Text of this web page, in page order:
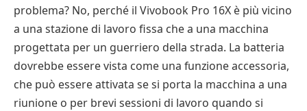
problema? No, perché il Vivobook Pro 16X è più vicino
a una stazione di lavoro fissa che a una macchina
progettata per un guerriero della strada. La batteria
dovrebbe essere vista come una funzione accessoria,
che può essere attivata se si porta la macchina a una
riunione o per brevi sessioni di lavoro quando si